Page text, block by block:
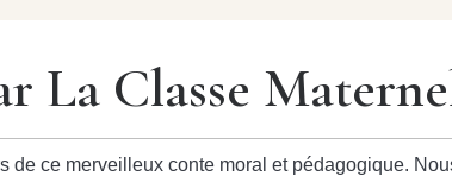
La Classe
de ce merveilleux conte moral et pédagogique.